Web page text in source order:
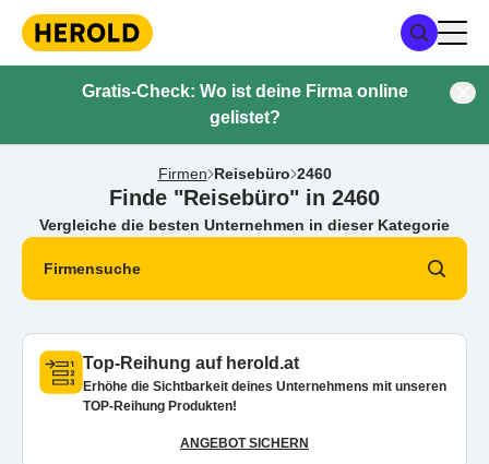
Gratis-Check: Wo ist deine Firma online
gelistet?
Firmen Reisebüro 2460
Finde "Reisebüro" in 2460
Vergleiche die besten Unternehmen in dieser Kategorie
Firmensuche
Top-Reihung auf herold.at
Erhöhe die Sichtbarkeit deines Unternehmens mit unseren
TOP-Reihung Produkten!
ANGEBOT SICHERN